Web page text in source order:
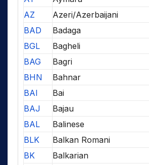
AZ
Azeri/Azerbaijani
BAD
Badaga
BGL
Bagheli
BAG
Bagri
BHN
Bahnar
BAI
Bai
BAJ
Bajau
BAL
Balinese
BLK
Balkan Romani
BK
Balkarian